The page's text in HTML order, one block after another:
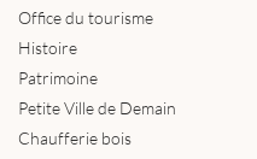
Office du tourisme
Histoire
Patrimoine
Petite Ville de Demain
Chaufferie bois